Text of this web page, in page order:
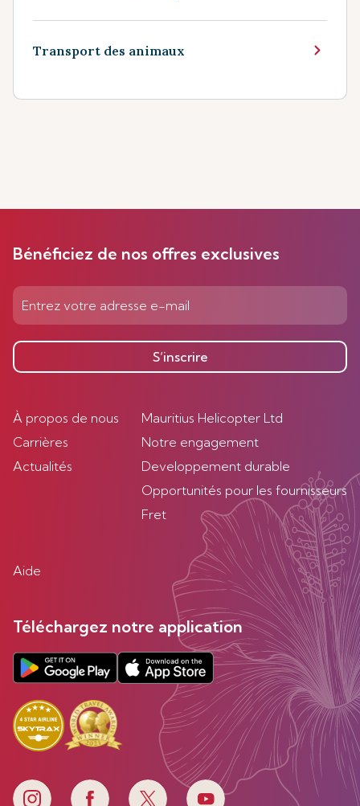
Transport des animaux
Bénéficiez de nos offres exclusives
S’inscrire
À propos de nous
Carrières
Actualités
Mauritius Helicopter Ltd
Notre engagement
Developpement durable
Opportunités pour les fournisseurs
Fret
Aide
Téléchargez notre application